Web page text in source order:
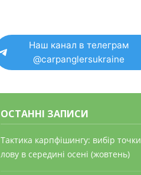
Наш канал в телеграм
@carpanglersukraine
ОСТАННІ ЗАПИСИ
Тактика карпфішингу: вибір точки
лову в середині осені (жовтень)